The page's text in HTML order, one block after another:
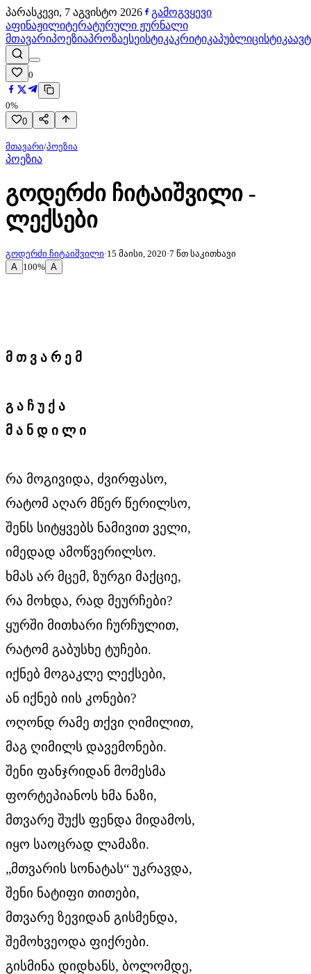
პარასკევი, 7 აგვისტო 2026
გამოგვყევი
აფინაჟილიტერატურული ჟურნალი
მთავარიპოეზიაპროზაესეისტიკაკრიტიკაპუბლიცისტიკა
0
0%
0
მთავარი/პოეზია
პოეზია
გოდერძი ჩიტაიშვილი -
ლექსები
გოდერძი ჩიტაიშვილი·15 მაისი, 2020·7 წთ საკითხავი
A 100% A
მ თ ვ ა რ ე მ
გ ა ჩ უ ქ ა
მ ა ნ დ ი ლ ი
რა მოგივიდა, ძვირფასო,
რატომ აღარ მწერ წერილსო,
შენს სიტყვებს ნამივით ველი,
იმედად ამოწვერილსო.
ხმას არ მცემ, ზურგი მაქციე,
რა მოხდა, რად მეურჩები?
ყურში მითხარი ჩურჩულით,
რატომ გაბუსხე ტუჩები.
იქნებ მოგაკლე ლექსები,
ან იქნებ იის კონები?
ოღონდ რამე თქვი ღიმილით,
მაგ ღიმილს დავემონები.
შენი ფანჯრიდან მომესმა
ფორტეპიანოს ხმა ნაზი,
მთვარე შუქს ფენდა მიდამოს,
იყო საოცრად ლამაზი.
„მთვარის სონატას“ უკრავდა,
შენი ნატიფი თითები,
მთვარე ზევიდან გისმენდა,
შემოხვეოდა ფიქრები.
გისმინა დიდხანს, ბოლომდე,